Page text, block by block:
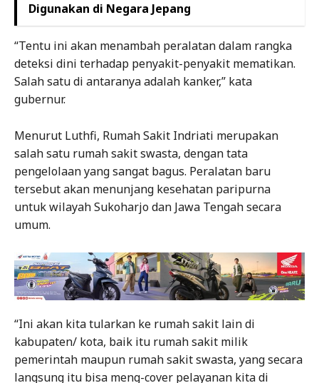
Digunakan di Negara Jepang
“Tentu ini akan menambah peralatan dalam rangka
deteksi dini terhadap penyakit-penyakit mematikan.
Salah satu di antaranya adalah kanker,” kata
gubernur.
Menurut Luthfi, Rumah Sakit Indriati merupakan
salah satu rumah sakit swasta, dengan tata
pengelolaan yang sangat bagus. Peralatan baru
tersebut akan menunjang kesehatan paripurna
untuk wilayah Sukoharjo dan Jawa Tengah secara
umum.
“Ini akan kita tularkan ke rumah sakit lain di
kabupaten/ kota, baik itu rumah sakit milik
pemerintah maupun rumah sakit swasta, yang secara
langsung itu bisa meng-cover pelayanan kita di